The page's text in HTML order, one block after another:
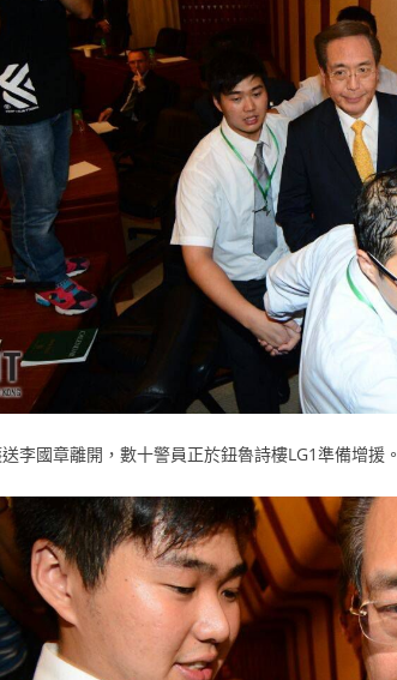
李國章離開，數十警員正於鈕魯詩樓LG1準備增援。